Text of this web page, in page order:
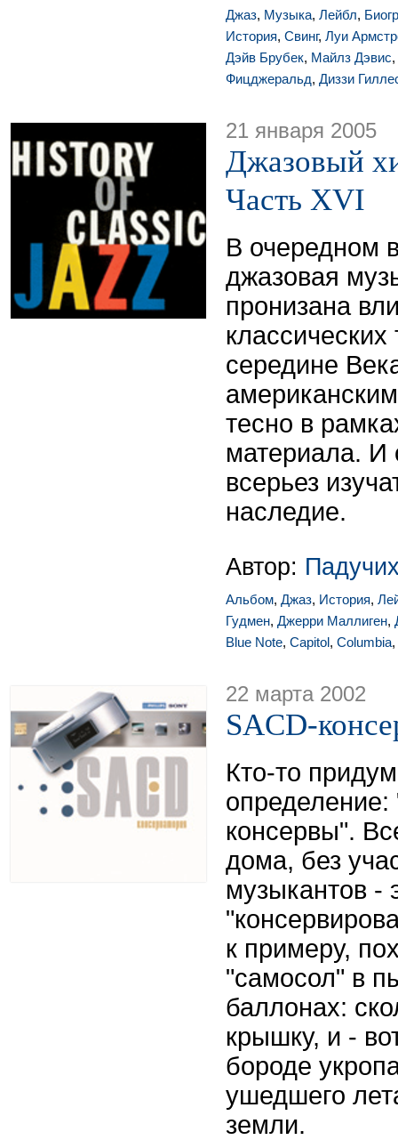
Джаз, Музыка, Лейбл,
История, Свинг, Луи
Дэйв Брубек, Майлз Дэвис,
Фицджеральд, Диззи
21 января 2005
Джазовый
Часть XVI
В очередном
джазовая
пронизана
середине
тесно в
материала. И
всерьез
наследие.
Автор:
Альбом, Джаз, История,
Гудмен, Джерри Маллиген,
Blue Note, Capitol, Columbia,
22 марта 2002
SACD-
Кто-то
консервы".
дома, без
музыкантов -
к примеру,
"самосол" в
баллонах:
крышку, и -
бороде
ушедшего
земли.